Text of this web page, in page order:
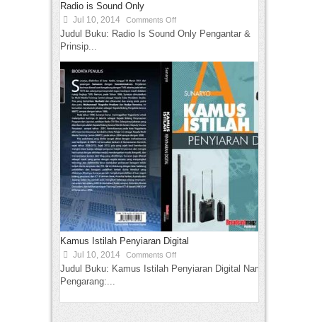
Radio is Sound Only
Jul 10, 2014 Comments Off
Judul Buku: Radio Is Sound Only Pengantar &
Prinsip...
Kamus Istilah Penyiaran Digital
Jul 10, 2014 Comments Off
Judul Buku: Kamus Istilah Penyiaran Digital Nama
Pengarang:...